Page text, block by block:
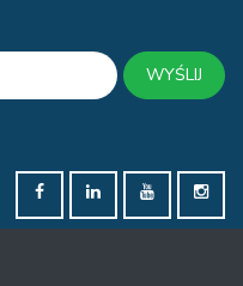
WYŚLIJ